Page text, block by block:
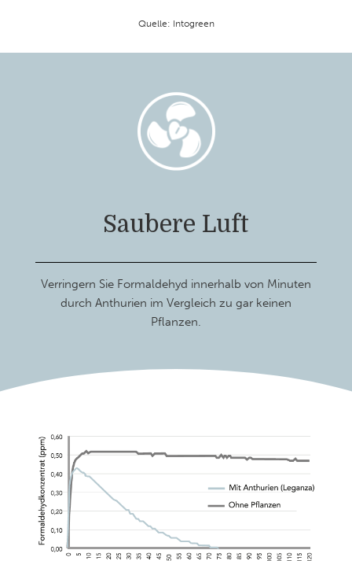
Quelle: Intogreen
Saubere Luft
Verringern Sie Formaldehyd innerhalb von Minuten
durch Anthurien im Vergleich zu gar keinen
Pflanzen.